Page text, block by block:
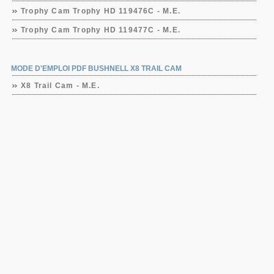
Trophy Cam Trophy HD 119476C - M.E.
Trophy Cam Trophy HD 119477C - M.E.
MODE D'EMPLOI PDF BUSHNELL X8 TRAIL CAM
X8 Trail Cam - M.E.